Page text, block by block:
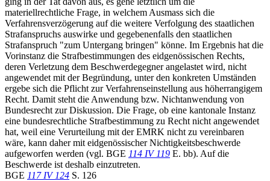
materiellrechtliche Frage, in welchem Ausmass sich die
Verfahrensverzögerung auf die weitere Verfolgung des staatlichen
Strafanspruchs auswirke und gegebenenfalls den staatlichen
Strafanspruch "zum Untergang bringen" könne. Im Ergebnis hat die
Vorinstanz die Strafbestimmungen des eidgenössischen Rechts,
deren Verletzung dem Beschwerdegegner angelastet wird, nicht
angewendet mit der Begründung, unter den konkreten Umständen
ergebe sich die Pflicht zur Verfahrenseinstellung aus höherrangigem
Recht. Damit steht die Anwendung bzw. Nichtanwendung von
Bundesrecht zur Diskussion. Die Frage, ob eine kantonale Instanz
eine bundesrechtliche Strafbestimmung zu Recht nicht angewendet
hat, weil eine Verurteilung mit der EMRK nicht zu vereinbaren
wäre, kann daher mit eidgenössischer Nichtigkeitsbeschwerde
aufgeworfen werden (vgl. BGE 114 IV 119 E. bb). Auf die
Beschwerde ist deshalb einzutreten.
BGE 117 IV 124 S. 126